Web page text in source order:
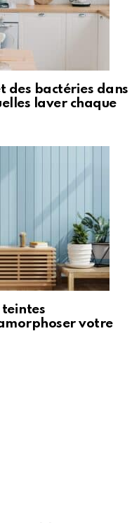
des bactéries dans
laver chaque
teintes
votre